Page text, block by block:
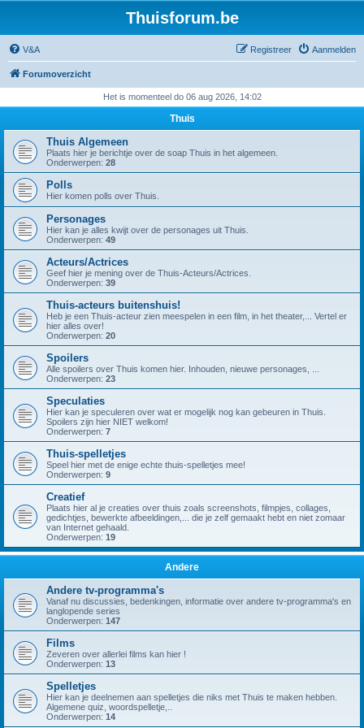
Thuisforum.be
V&A Aanmelden
Registreer
Forumoverzicht
Het is momenteel do 06 aug 2026, 14:02
Thuis
Thuis Algemeen
Plaats hier je berichtje over de soap Thuis in het algemeen.
Onderwerpen: 28
Polls
Hier komen polls over Thuis.
Personages
Hier kan je alles kwijt over de personages uit Thuis.
Onderwerpen: 49
Acteurs/Actrices
Geef hier je mening over de Thuis-Acteurs/Actrices.
Onderwerpen: 39
Thuis-acteurs buitenshuis!
Heb je een Thuis-acteur zien meespelen in een film, in het theater,... Vertel er
hier alles over!
Onderwerpen: 20
Spoilers
Alle spoilers over Thuis komen hier. Inhouden, nieuwe personages, ...
Onderwerpen: 23
Speculaties
Hier kan je speculeren over wat er mogelijk nog kan gebeuren in Thuis.
Spoilers zijn hier NIET welkom!
Onderwerpen: 7
Thuis-spelletjes
Speel hier met de enige echte thuis-spelletjes mee!
Onderwerpen: 9
Creatief
Plaats hier al je creaties over thuis zoals screenshots, filmpjes, collages,
gedichtjes, bewerkte afbeeldingen,... die je zelf gemaakt hebt en niet zomaar
van Internet gehaald.
Onderwerpen: 19
Andere
Andere tv-programma's
Vanaf nu discussies, bedenkingen, informatie over andere tv-programma's en
langlopende series
Onderwerpen: 147
Films
Zeveren over allerlei films kan hier !
Onderwerpen: 13
Spelletjes
Hier kan je deelnemen aan spelletjes die niks met Thuis te maken hebben.
Algemene quiz, woordspelletje,..
Onderwerpen: 14